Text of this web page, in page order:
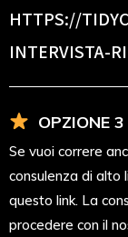
HTTPS://
INTERVISTA-
OPZIONE
Se vuoi correre
consulenza di alto
questo link. La
procedere con il